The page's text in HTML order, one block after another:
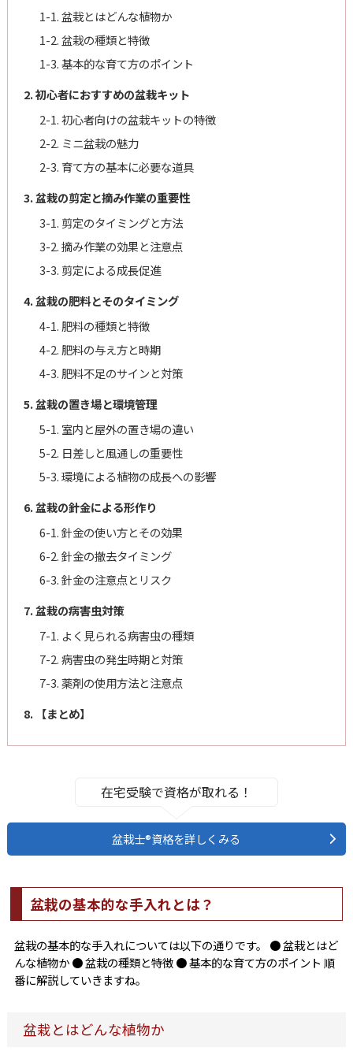
1-1. 盆栽とはどんな植物か
1-2. 盆栽の種類と特徴
1-3. 基本的な育て方のポイント
2. 初心者におすすめの盆栽キット
2-1. 初心者向けの盆栽キットの特徴
2-2. ミニ盆栽の魅力
2-3. 育て方の基本に必要な道具
3. 盆栽の剪定と摘み作業の重要性
3-1. 剪定のタイミングと方法
3-2. 摘み作業の効果と注意点
3-3. 剪定による成長促進
4. 盆栽の肥料とそのタイミング
4-1. 肥料の種類と特徴
4-2. 肥料の与え方と時期
4-3. 肥料不足のサインと対策
5. 盆栽の置き場と環境管理
5-1. 室内と屋外の置き場の違い
5-2. 日差しと風通しの重要性
5-3. 環境による植物の成長への影響
6. 盆栽の針金による形作り
6-1. 針金の使い方とその効果
6-2. 針金の撤去タイミング
6-3. 針金の注意点とリスク
7. 盆栽の病害虫対策
7-1. よく見られる病害虫の種類
7-2. 病害虫の発生時期と対策
7-3. 薬剤の使用方法と注意点
8. 【まとめ】
在宅受験で資格が取れる！
盆栽士®資格を詳しくみる
盆栽の基本的な手入れとは？
盆栽の基本的な手入れについては以下の通りです。 ● 盆栽とはど
んな植物か ● 盆栽の種類と特徴 ● 基本的な育て方のポイント 順
番に解説していきますね。
盆栽とはどんな植物か